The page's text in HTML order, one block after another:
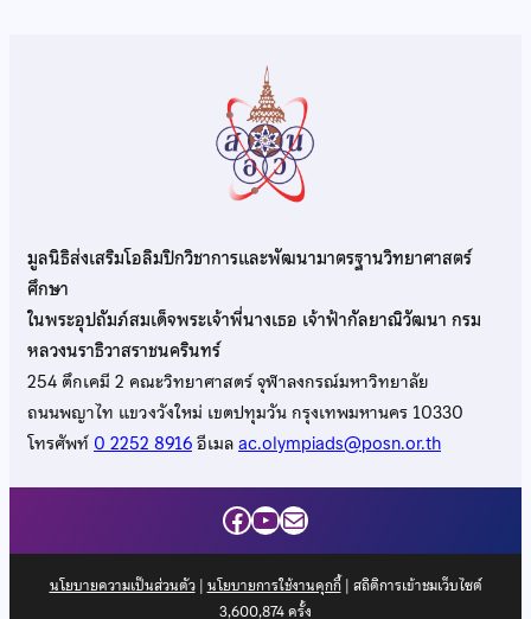
มูลนิธิส่งเสริมโอลิมปิกวิชาการและพัฒนามาตรฐานวิทยาศาสตร์
ศึกษา
ในพระอุปถัมภ์สมเด็จพระเจ้าพี่นางเธอ เจ้าฟ้ากัลยาณิวัฒนา กรม
หลวงนราธิวาสราชนครินทร์
254 ตึกเคมี 2 คณะวิทยาศาสตร์ จุฬาลงกรณ์มหาวิทยาลัย
ถนนพญาไท แขวงวังใหม่ เขตปทุมวัน กรุงเทพมหานคร 10330
โทรศัพท์0 2252 8916อีเมลac.olympiads@posn.or.th
Facebook
YouTube
Mail
นโยบายความเป็นส่วนตัว| นโยบายการใช้งานคุกกี้| สถิติการเข้าชมเว็บไซต์
3,600,874ครั้ง